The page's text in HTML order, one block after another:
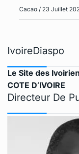
Cacao / 23 Juillet
IvoireDiaspo
Le Site des
COTE D’IVOIRE
Directeur De